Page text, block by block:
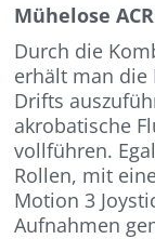
Mühelose
Durch die
erhält man die
Drifts
akrobatische
vollführen.
Rollen, mit
Motion 3
Aufnahmen